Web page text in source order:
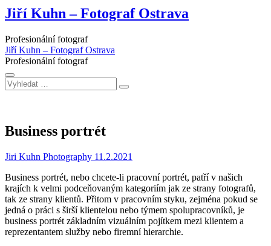
Jiří Kuhn – Fotograf Ostrava
Profesionální fotograf
Jiří Kuhn – Fotograf Ostrava
Profesionální fotograf
Vyhledat
…
Business portrét
Jiri Kuhn Photography 11.2.2021
Business portrét, nebo chcete-li pracovní portrét, patří v našich
krajích k velmi podceňovaným kategoriím jak ze strany fotografů,
tak ze strany klientů. Přitom v pracovním styku, zejména pokud se
jedná o práci s širší klientelou nebo týmem spolupracovníků, je
business portrét základním vizuálním pojítkem mezi klientem a
reprezentantem služby nebo firemní hierarchie.